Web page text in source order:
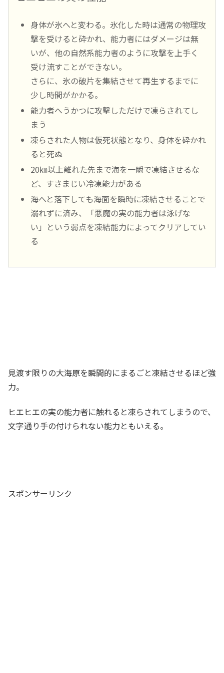
身体が氷へと変わる。氷化した時は通常の物理攻
撃を受けると砕かれ、能力者にはダメージは無
いが、他の自然系能力者のように攻撃を上手く
受け流すことができない。
さらに、氷の破片を集結させて再生するまでに
少し時間がかかる。
能力者へうかつに攻撃しただけで凍らされてし
まう
凍らされた人物は仮死状態となり、身体を砕かれ
ると死ぬ
20㎞以上離れた先まで海を一瞬で凍結させるな
ど、すさまじい冷凍能力がある
海へと落下しても海面を瞬時に凍結させることで
溺れずに済み、「悪魔の実の能力者は泳げな
い」という弱点を凍結能力によってクリアしてい
る
見渡す限りの大海原を瞬間的にまるごと凍結させるほど強
力。
ヒエヒエの実の能力者に触れると凍らされてしまうので、
文字通り手の付けられない能力ともいえる。
スポンサーリンク